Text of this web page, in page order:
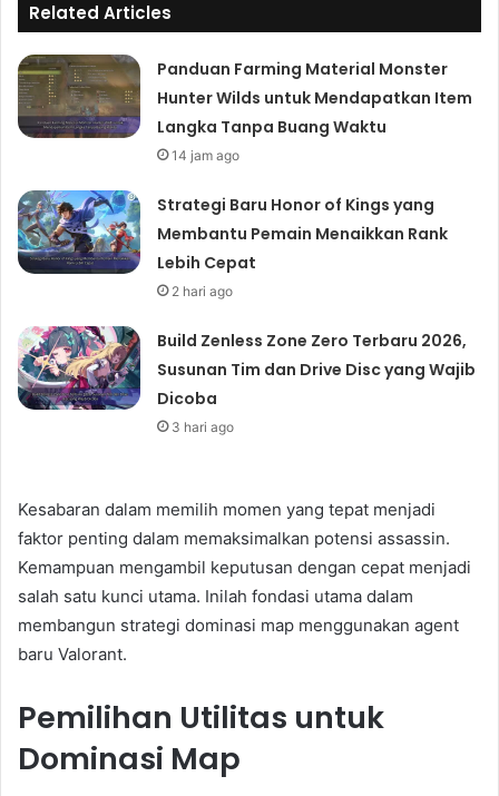
Related Articles
Panduan Farming Material Monster
Hunter Wilds untuk Mendapatkan Item
Langka Tanpa Buang Waktu
14 jam ago
Strategi Baru Honor of Kings yang
Membantu Pemain Menaikkan Rank
Lebih Cepat
2 hari ago
Build Zenless Zone Zero Terbaru 2026,
Susunan Tim dan Drive Disc yang Wajib
Dicoba
3 hari ago
Kesabaran dalam memilih momen yang tepat menjadi
faktor penting dalam memaksimalkan potensi assassin.
Kemampuan mengambil keputusan dengan cepat menjadi
salah satu kunci utama. Inilah fondasi utama dalam
membangun strategi dominasi map menggunakan agent
baru Valorant.
Pemilihan Utilitas untuk
Dominasi Map